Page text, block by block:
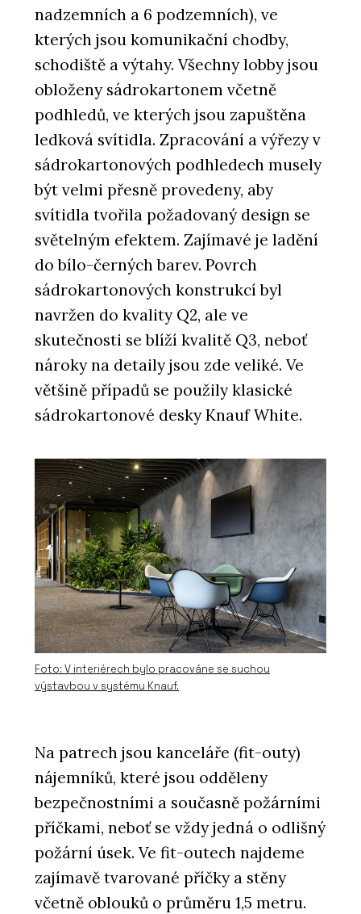
nadzemních a 6 podzemních), ve
kterých jsou komunikační chodby,
schodiště a výtahy. Všechny lobby jsou
obloženy sádrokartonem včetně
podhledů, ve kterých jsou zapuštěna
ledková svítidla. Zpracování a výřezy v
sádrokartonových podhledech musely
být velmi přesně provedeny, aby
svítidla tvořila požadovaný design se
světelným efektem. Zajímavé je ladění
do bílo-černých barev. Povrch
sádrokartonových konstrukcí byl
navržen do kvality Q2, ale ve
skutečnosti se blíží kvalitě Q3, neboť
nároky na detaily jsou zde veliké. Ve
většině případů se použily klasické
sádrokartonové desky Knauf White.
Foto: V interiérech bylo pracováne se suchou
výstavbou v systému Knauf.
Na patrech jsou kanceláře (fit-outy)
nájemníků, které jsou odděleny
bezpečnostními a současně požárními
příčkami, neboť se vždy jedná o odlišný
požární úsek. Ve fit-outech najdeme
zajímavě tvarované příčky a stěny
včetně oblouků o průměru 1,5 metru.